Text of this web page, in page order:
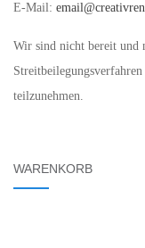
E-Mail:
Wir sind nicht bereit und
teilzunehmen.
WARENKORB